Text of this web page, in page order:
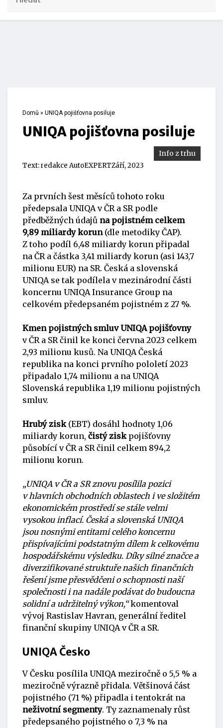
Domů » UNIQA pojišťovna posiluje
UNIQA pojišťovna posiluje
Info z trhu
Text:redakce AutoEXPERTZáří, 2023
Za prvních šest měsíců tohoto roku
předepsala UNIQA v ČR a SR podle
předběžných údajů na pojistném celkem
9,89 miliardy korun (dle metodiky ČAP).
Z toho podíl 6,48 miliardy korun připadal
na ČR a částka 3,41 miliardy korun (asi 143,7
milionu EUR) na SR. Česká a slovenská
UNIQA se tak podílela v mezinárodní části
koncernu UNIQA Insurance Group na
celkovém předepsaném pojistném z 27 %.
Kmen pojistných smluvUNIQA pojišťovny
v ČR a SR činil ke konci června 2023 celkem
2,93 milionu kusů. Na UNIQA Česká
republika na konci prvního pololetí 2023
připadalo 1,74 milionu a na UNIQA
Slovenská republika 1,19 milionu pojistných
smluv.
Hrubý zisk(EBT) dosáhl hodnoty 1,06
miliardy korun, čistý ziskpojišťovny
působící v ČR a SR činil celkem 894,2
milionu korun.
„UNIQA v ČR a SR znovu posílila pozici
v hlavních obchodních oblastech i ve složitém
ekonomickém prostředí se stále velmi
vysokou inflací. Česká a slovenská UNIQA
jsou nosnými entitami celého koncernu
přispívajícími podstatným dílem k celkovému
hospodářskému výsledku. Díky silné značce a
diverzifikované struktuře našich finančních
řešení jsme přesvědčeni o schopnosti naší
společnosti i na nadále podávat do budoucna
solidní a udržitelný výkon,“komentoval
vývoj Rastislav Havran, generální ředitel
finanční skupiny UNIQA v ČR a SR.
UNIQA Česko
V Česku posílila UNIQA meziročně o 5,5 % a
meziročně výrazně přidala. Většinová část
pojistného (71 %) připadla i tentokrát na
neživotní segmenty. Ty zaznamenaly růst
předepsaného pojistného o 7,3 % na